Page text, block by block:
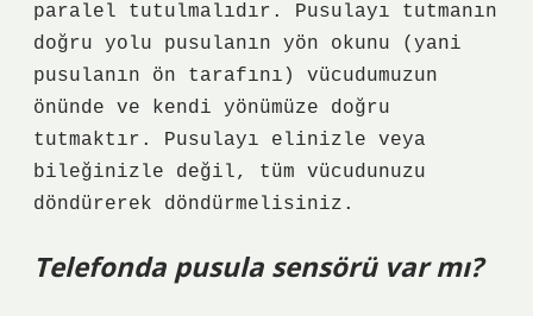
paralel tutulmalıdır. Pusulayı tutmanın
doğru yolu pusulanın yön okunu (yani
pusulanın ön tarafını) vücudumuzun
önünde ve kendi yönümüze doğru
tutmaktır. Pusulayı elinizle veya
bileğinizle değil, tüm vücudunuzu
döndürerek döndürmelisiniz.
Telefonda pusula sensörü var mı?